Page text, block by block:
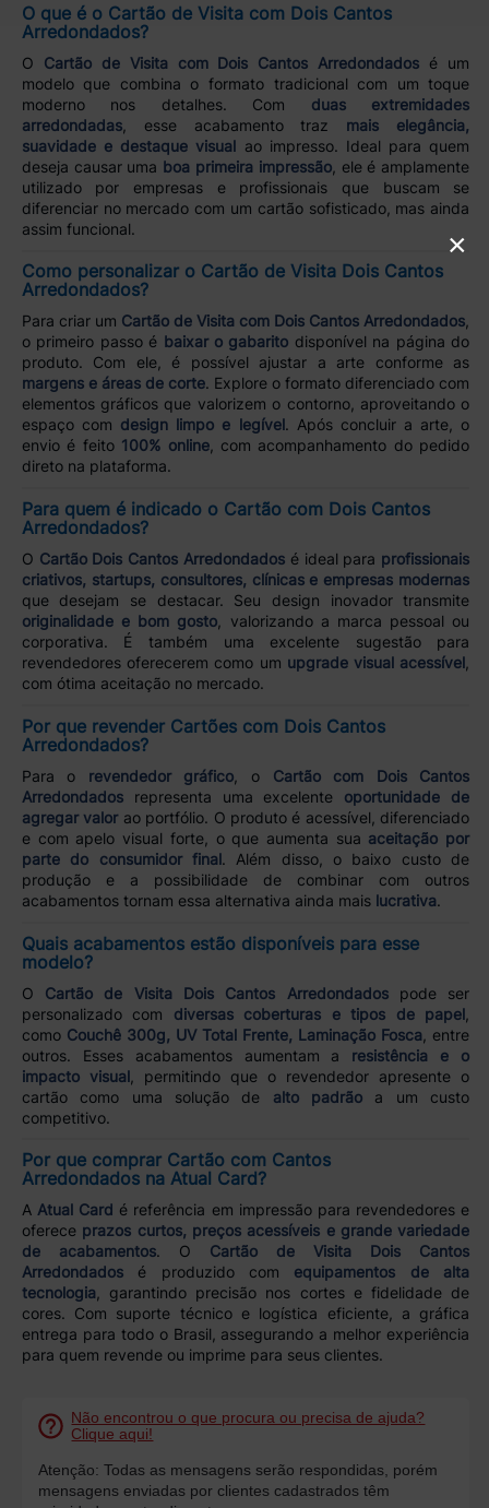
O que é o Cartão de Visita com Dois Cantos
Arredondados?
O Cartão de Visita com Dois Cantos Arredondados é um
modelo que combina o formato tradicional com um toque
moderno nos detalhes. Com duas extremidades
arredondadas, esse acabamento traz mais elegância,
suavidade e destaque visual ao impresso. Ideal para quem
deseja causar uma boa primeira impressão, ele é amplamente
utilizado por empresas e profissionais que buscam se
diferenciar no mercado com um cartão sofisticado, mas ainda
assim funcional.
Como personalizar o Cartão de Visita Dois Cantos
Arredondados?
Para criar um Cartão de Visita com Dois Cantos Arredondados
o primeiro passo é baixar o gabarito disponível na página do
produto. Com ele, é possível ajustar a arte conforme as
margens e áreas de corte. Explore o formato diferenciado com
elementos gráficos que valorizem o contorno, aproveitando o
espaço com design limpo e legível. Após concluir a arte, o
envio é feito 100% online, com acompanhamento do pedido
direto na plataforma.
Para quem é indicado o Cartão com Dois Cantos
Arredondados?
O Cartão Dois Cantos Arredondados é ideal para profissionais
criativos, startups, consultores, clínicas e empresas modernas
que desejam se destacar. Seu design inovador transmite
originalidade e bom gosto , valorizando a marca pessoal ou
corporativa. É também uma excelente sugestão para
revendedores oferecerem como um upgrade visual acessível
com ótima aceitação no mercado.
Por que revender Cartões com Dois Cantos
Arredondados?
Para o revendedor gráfico , o Cartão com Dois Cantos
Arredondadosrepresenta uma excelente oportunidade de
agregar valorao portfólio. O produto é acessível, diferenciado
e com apelo visual forte, o que aumenta sua aceitação por
parte do consumidor final. Além disso, o baixo custo de
produção e a possibilidade de combinar com outros
acabamentos tornam essa alternativa ainda mais lucrativa.
Quais acabamentos estão disponíveis para esse
modelo?
O Cartão de Visita Dois Cantos Arredondadospode ser
personalizado com diversas coberturas e tipos de papel
como Couchê 300g, UV Total Frente, Laminação Fosca , entre
outros. Esses acabamentos aumentam a resistência e o
impacto visual, permitindo que o revendedor apresente o
cartão como uma solução de alto padrão a um custo
competitivo.
Por que comprar Cartão com Cantos
Arredondados na Atual Card?
A Atual Card é referência em impressão para revendedores e
oferece prazos curtos, preços acessíveis e grande variedade
de acabamentos. O Cartão de Visita Dois Cantos
Arredondadosé produzido com equipamentos de alta
tecnologia, garantindo precisão nos cortes e fidelidade de
cores. Com suporte técnico e logística eficiente, a gráfica
entrega para todo o Brasil, assegurando a melhor experiência
para quem revende ou imprime para seus clientes.
Não encontrou o que procura ou precisa de ajuda?
Clique aqui!
Atenção: Todas as mensagens serão respondidas, porém
mensagens enviadas por clientes cadastrados têm
×